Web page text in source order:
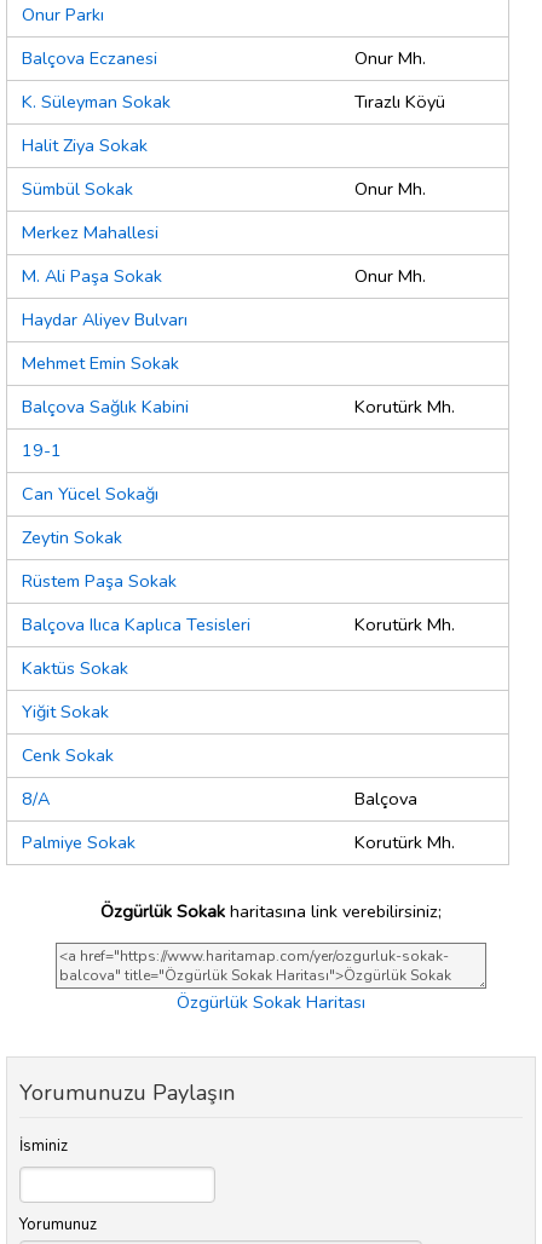
Onur Parkı
Balçova Eczanesi
Onur Mh.
K. Süleyman Sokak
Tırazlı Köyü
Halit Ziya Sokak
Sümbül Sokak
Onur Mh.
Merkez Mahallesi
M. Ali Paşa Sokak
Onur Mh.
Haydar Aliyev Bulvarı
Mehmet Emin Sokak
Balçova Sağlık Kabini
Korutürk Mh.
19-1
Can Yücel Sokağı
Zeytin Sokak
Rüstem Paşa Sokak
Balçova Ilıca Kaplıca Tesisleri
Korutürk Mh.
Kaktüs Sokak
Yiğit Sokak
Cenk Sokak
8/A
Balçova
Palmiye Sokak
Korutürk Mh.
Özgürlük Sokak haritasına link verebilirsiniz;
Özgürlük Sokak Haritası
Yorumunuzu Paylaşın
İsminiz
Yorumunuz